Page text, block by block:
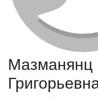
Мазманянц